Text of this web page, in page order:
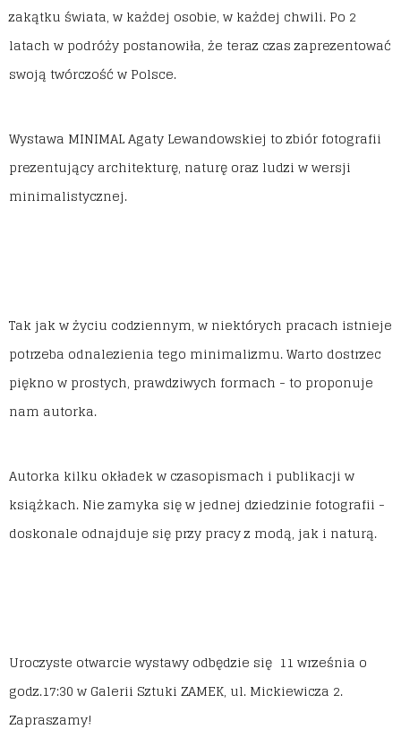
zakątku świata, w każdej osobie, w każdej chwili. Po 2
latach w podróży postanowiła, że teraz czas zaprezentować
swoją twórczość w Polsce.
Wystawa MINIMAL Agaty Lewandowskiej to zbiór fotografii
prezentujący architekturę, naturę oraz ludzi w wersji
minimalistycznej.
Tak jak w życiu codziennym, w niektórych pracach istnieje
potrzeba odnalezienia tego minimalizmu. Warto dostrzec
piękno w prostych, prawdziwych formach - to proponuje
nam autorka.
Autorka kilku okładek w czasopismach i publikacji w
książkach. Nie zamyka się w jednej dziedzinie fotografii -
doskonale odnajduje się przy pracy z modą, jak i naturą.
Uroczyste otwarcie wystawy odbędzie się 11 września o
godz.17:30 w Galerii Sztuki ZAMEK, ul. Mickiewicza 2.
Zapraszamy!